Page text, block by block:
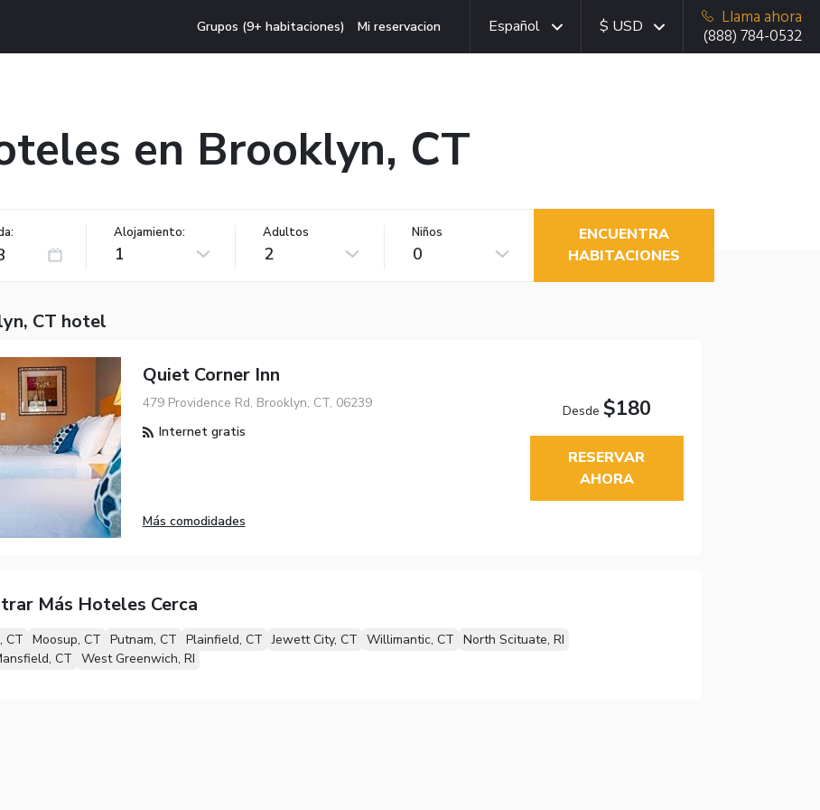
Grupos (9+ habitaciones) Mi reservacion Español $ USD
Llama ahora
(888) 784-0532
en Brooklyn, CT
Alojamiento:
1
Adultos
2
Niños
0
ENCUENTRA
HABITACIONES
CT hotel
Quiet Corner Inn
479 Providence Rd, Brooklyn, CT, 06239
Internet gratis
Más comodidades
Desde $180
RESERVAR
AHORA
Más Hoteles Cerca
CT Moosup, CT Putnam, CT Plainfield, CT Jewett City, CT Willimantic, CT North Scituate, RI
CT West Greenwich, RI